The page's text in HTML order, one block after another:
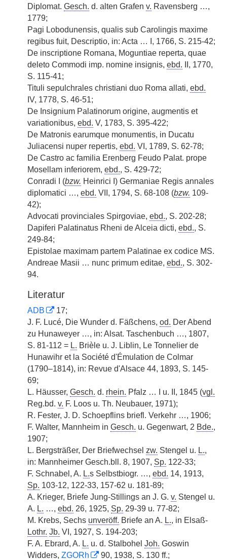
Diplomat. Gesch. d. alten Grafen v. Ravensberg …,
1779;
Pagi Lobodunensis, qualis sub Carolingis maxime
regibus fuit, Descriptio, in: Acta … I, 1766, S. 215-42;
De inscriptione Romana, Moguntiae reperta, quae
deleto Commodi imp. nomine insignis, ebd. II, 1770,
S. 115-41;
Tituli sepulchrales christiani duo Roma allati, ebd.
IV, 1778, S. 46-51;
De Insignium Palatinorum origine, augmentis et
variationibus, ebd. V, 1783, S. 395-422;
De Matronis earumque monumentis, in Ducatu
Juliacensi nuper repertis, ebd. VI, 1789, S. 62-78;
De Castro ac familia Erenberg Feudo Palat. prope
Mosellam inferiorem, ebd., S. 429-72;
Conradi I (bzw. Heinrici I) Germaniae Regis annales
diplomatici …, ebd. VII, 1794, S. 68-108 (bzw. 109-
42);
Advocati provinciales Spirgoviae, ebd., S. 202-28;
Dapiferi Palatinatus Rheni de Alceia dicti, ebd., S.
249-84;
Epistolae maximam partem Palatinae ex codice MS.
Andreae Masii … nunc primum editae, ebd., S. 302-
94.
Literatur
ADB
17;
J. F. Lucé, Die Wunder d. Fäßchens, od. Der Abend
zu Hunaweyer …, in: Alsat. Taschenbuch …, 1807,
S. 81-112 = L. Brièle u. J. Liblin, Le Tonnelier de
Hunawihr et la Société d'Émulation de Colmar
(1790–1814), in: Revue d'Alsace 44, 1893, S. 145-
69;
L. Häusser, Gesch. d. rhein. Pfalz … I u. II, 1845 (vgl.
Reg.bd. v. F. Loos u. Th. Neubauer, 1971);
R. Fester, J. D. Schoepflins briefl. Verkehr …, 1906;
F. Walter, Mannheim in Gesch. u. Gegenwart, 2 Bde.,
1907;
L. Bergsträßer, Der Briefwechsel zw. Stengel u. L.,
in: Mannheimer Gesch.bll. 8, 1907, Sp. 122-33;
F. Schnabel, A. L.s Selbstbiogr. …, ebd. 14, 1913,
Sp. 103-12, 122-33, 157-62 u. 181-89;
A. Krieger, Briefe Jung-Stillings an J. G. v. Stengel u.
A. L. …, ebd. 26, 1925, Sp. 29-39 u. 77-82;
M. Krebs, Sechs unveröff. Briefe an A. L., in Elsaß-
Lothr. Jb. VI, 1927, S. 194-203;
F. A. Ebrard, A. L. u. d. Stalbohel Joh. Goswin
Widders, ZGORh
90, 1938, S. 130 ff.;